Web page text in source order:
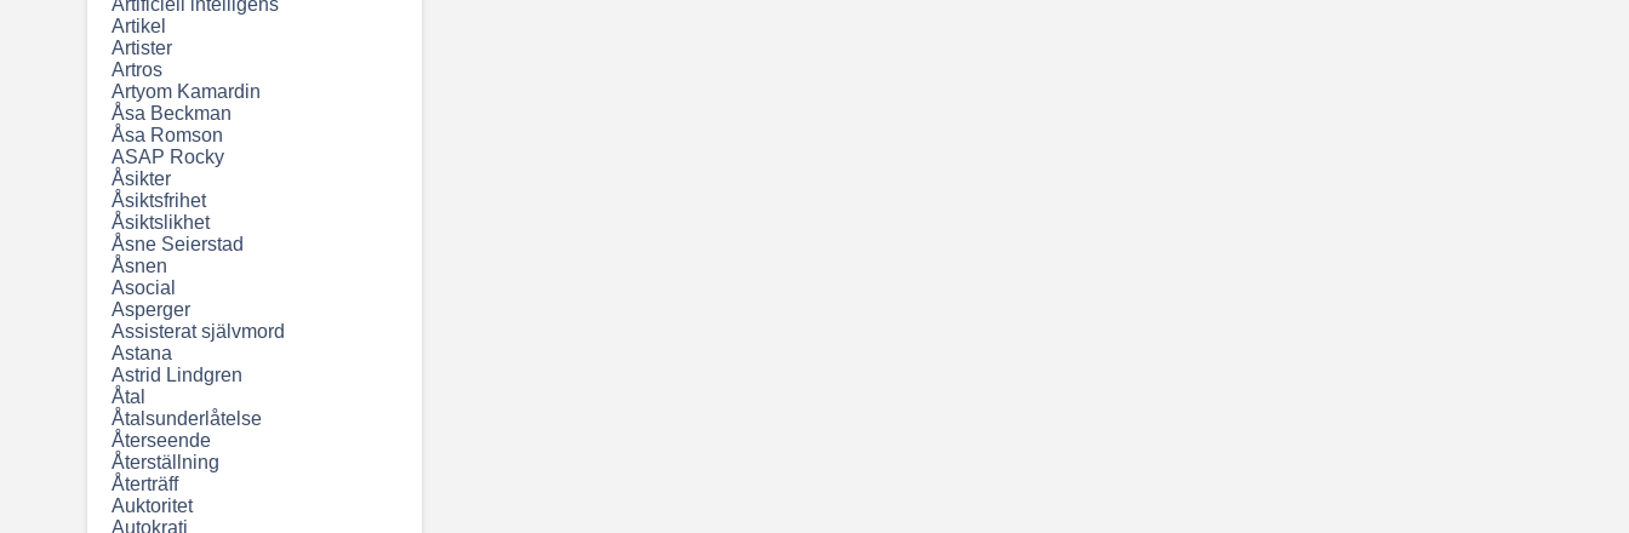
Artificiell intelligens
Artikel
Artister
Artros
Artyom Kamardin
Åsa Beckman
Åsa Romson
ASAP Rocky
Åsikter
Åsiktsfrihet
Åsiktslikhet
Åsne Seierstad
Åsnen
Asocial
Asperger
Assisterat självmord
Astana
Astrid Lindgren
Åtal
Åtalsunderlåtelse
Återseende
Återställning
Återträff
Auktoritet
Autokrati